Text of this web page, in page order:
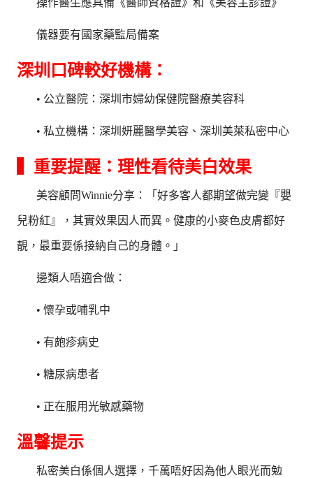
操作醫生應具備《醫師資格證》和《美容主診證》
儀器要有國家藥監局備案
深圳口碑較好機構：
• 公立醫院：深圳市婦幼保健院醫療美容科
• 私立機構：深圳妍麗醫學美容、深圳美萊私密中心
▍重要提醒：理性看待美白效果
美容顧問Winnie分享：「好多客人都期望做完變『嬰
兒粉紅』，其實效果因人而異。健康的小麥色皮膚都好
靚，最重要係接納自己的身體。」
邊類人唔適合做：
• 懷孕或哺乳中
• 有皰疹病史
• 糖尿病患者
• 正在服用光敏感藥物
溫馨提示
私密美白係個人選擇，千萬唔好因為他人眼光而勉